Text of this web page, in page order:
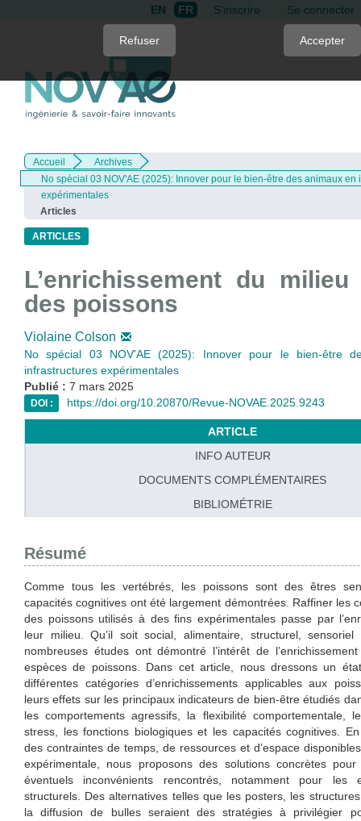
page
content
Navigation
Main
Content
Sidebar
EN FR S'inscrire Se connecter
Accueil
Archives
No spécial 03 NOV'AE (2025): Innover pour le bien-être des animaux en
expérimentales
Articles
ARTICLES
L’enrichissement du
des poissons
Violaine Colson
No spécial 03 NOV'AE (2025): Innover pour le bien-être
infrastructures expérimentales
Publié : 7 mars 2025
DOI : https://doi.org/10.20870/Revue-NOVAE.2025.9243
ARTICLE
INFO AUTEUR
DOCUMENTS COMPLÉMENTAIRES
BIBLIOMÉTRIE
Résumé
Comme tous les vertébrés, les poissons sont des êtres
capacités cognitives ont été largement démontrées. Raffiner les
des poissons utilisés à des fins expérimentales passe par
leur milieu. Qu’il soit social, alimentaire, structurel,
nombreuses études ont démontré l’intérêt de
espèces de poissons. Dans cet article, nous dressons un
différentes catégories d’enrichissements applicables aux
leurs effets sur les principaux indicateurs de bien-être étudiés
les comportements agressifs, la flexibilité comportementale,
stress, les fonctions biologiques et les capacités cognitives.
des contraintes de temps, de ressources et d’espace
expérimentale, nous proposons des solutions concrètes
éventuels inconvénients rencontrés, notamment pour les
structurels. Des alternatives telles que les posters, les
la diffusion de bulles seraient des stratégies à privilégier
Refuser Accepter